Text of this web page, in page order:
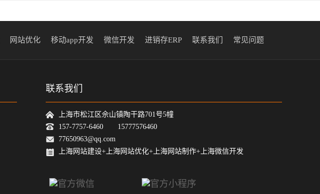
网站优化 移动app开发 微信开发 进销存ERP 联系我们 常见问题
联系我们
上海市松江区佘山镇陶干路701号5幢
157-7757-6460 15777576460
77650963@qq.com
上海网站建设+上海网站优化+上海网站制作+上海微信开发